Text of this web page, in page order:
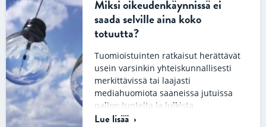
Miksi oikeudenkäynnissä ei
saada selville aina koko
totuutta?
Tuomioistuinten ratkaisut herättävät
usein varsinkin yhteiskunnallisesti
merkittävissä tai laajasti
mediahuomiota saaneissa jutuissa
paljon tunteita ja julkista
keskustelua. Ratkaisuja kuvaillaan
Lue lisää